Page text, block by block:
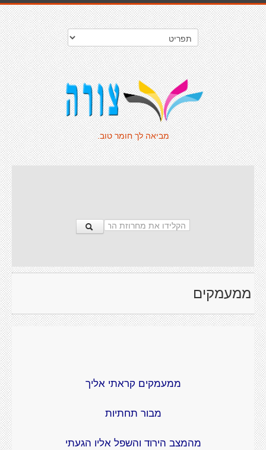
מביאה לך חומר טוב.
ממעמקים
ממעמקים קראתי אליך
מבור תחתיות
מהמצב הירוד והשפל אליו הגעתי